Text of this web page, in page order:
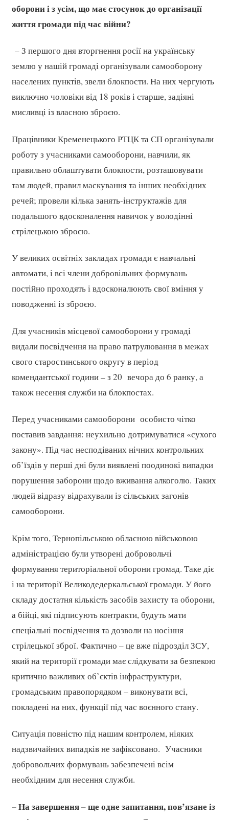
оборони і з усім, що має стосунок до організації
життя громади під час війни?
– З першого дня вторгнення росії на українську
землю у нашій громаді організували самооборону
населених пунктів, звели блокпости. На них чергують
виключно чоловіки від 18 років і старше, задіяні
мисливці із власною зброєю.
Працівники Кременецького РТЦК та СП організували
роботу з учасниками самооборони, навчили, як
правильно облаштувати блокпости, розташовувати
там людей, правил маскування та інших необхідних
речей; провели кілька занять-інструктажів для
подальшого вдосконалення навичок у володінні
стрілецькою зброєю.
У великих освітніх закладах громади є навчальні
автомати, і всі члени добровільних формувань
постійно проходять і вдосконалюють свої вміння у
поводженні із зброєю.
Для учасників місцевої самооборони у громаді
видали посвідчення на право патрулювання в межах
свого старостинського округу в період
комендантської години – з 20 вечора до 6 ранку, а
також несення служби на блокпостах.
Перед учасниками самооборони особисто чітко
поставив завдання: неухильно дотримуватися «сухого
закону». Під час несподіваних нічних контрольних
об’їздів у перші дні були виявлені поодинокі випадки
порушення заборони щодо вживання алкоголю. Таких
людей відразу відрахували із сільських загонів
самооборони.
Крім того, Тернопільською обласною військовою
адміністрацією були утворені добровольчі
формування територіальної оборони громад. Таке діє
і на території Великодедеркальської громади. У його
складу достатня кількість засобів захисту та оборони,
а бійці, які підписують контракти, будуть мати
спеціальні посвідчення та дозволи на носіння
стрілецької зброї. Фактично – це вже підрозділ ЗСУ,
який на території громади має слідкувати за безпекою
критично важливих об’єктів інфраструктури,
громадським правопорядком – виконувати всі,
покладені на них, функції під час воєнного стану.
Ситуація повністю під нашим контролем, ніяких
надзвичайних випадків не зафіксовано. Учасники
добровольчих формувань забезпечені всім
необхідним для несення служби.
– На завершення – ще одне запитання, пов’язане із